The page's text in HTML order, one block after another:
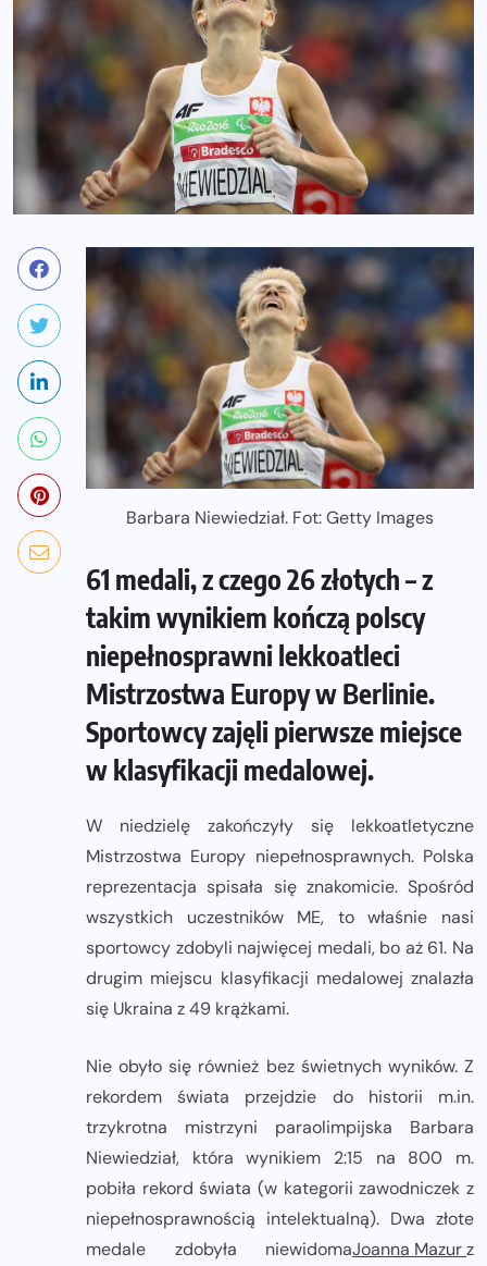
Barbara Niewiedział. Fot: Getty Images
61 medali, z czego 26 złotych – z
takim wynikiem kończą polscy
niepełnosprawni lekkoatleci
Mistrzostwa Europy w Berlinie.
Sportowcy zajęli pierwsze miejsce
w klasyfikacji medalowej.
W niedzielę zakończyły się lekkoatletyczne
Mistrzostwa Europy niepełnosprawnych. Polska
reprezentacja spisała się znakomicie. Spośród
wszystkich uczestników ME, to właśnie nasi
sportowcy zdobyli najwięcej medali, bo aż 61. Na
drugim miejscu klasyfikacji medalowej znalazła
się Ukraina z 49 krążkami.
Nie obyło się również bez świetnych wyników. Z
rekordem świata przejdzie do historii m.in.
trzykrotna mistrzyni paraolimpijska Barbara
Niewiedział, która wynikiem 2:15 na 800 m.
pobiła rekord świata (w kategorii zawodniczek z
niepełnosprawnością intelektualną). Dwa złote
medale zdobyła niewidomaJoanna Mazurz